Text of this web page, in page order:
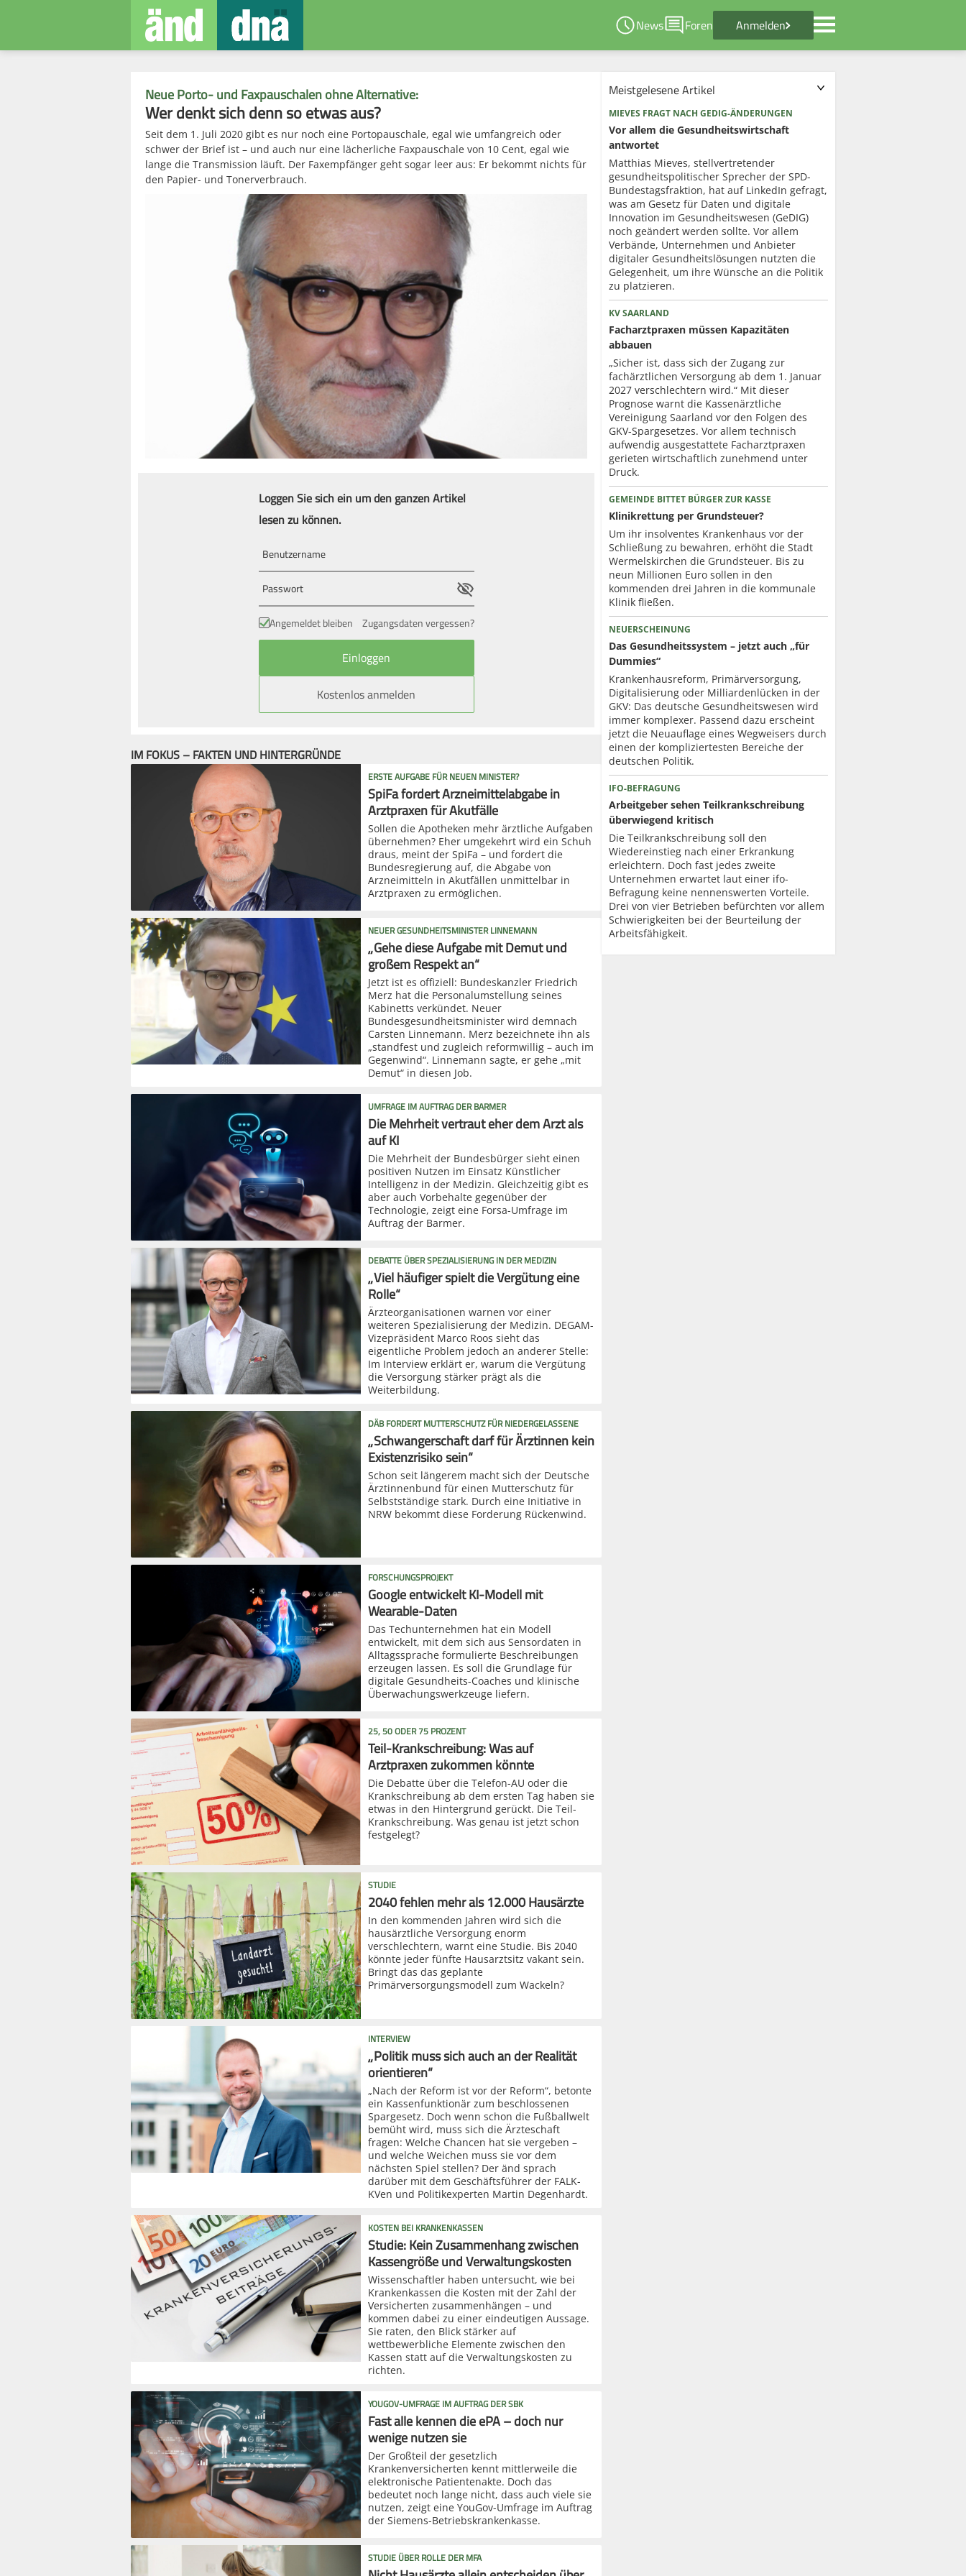
News Foren Anmelden
Neue Porto- und Faxpauschalen ohne Alternative:
Wer denkt sich denn so etwas aus?
Seit dem 1. Juli 2020 gibt es nur noch eine Portopauschale, egal wie umfangreich oder
schwer der Brief ist – und auch nur eine lächerliche Faxpauschale von 10 Cent, egal wie
lange die Transmission läuft. Der Faxempfänger geht sogar leer aus: Er bekommt nichts für
den Papier- und Tonerverbrauch.
Loggen Sie sich ein um den ganzen Artikel
lesen zu können.
Angemeldet bleiben Zugangsdaten vergessen?
Kostenlos anmelden
IM FOKUS – FAKTEN UND HINTERGRÜNDE
ERSTE AUFGABE FÜR NEUEN MINISTER?
SpiFa fordert Arzneimittelabgabe in
Arztpraxen für Akutfälle
Sollen die Apotheken mehr ärztliche Aufgaben
übernehmen? Eher umgekehrt wird ein Schuh
draus, meint der SpiFa – und fordert die
Bundesregierung auf, die Abgabe von
Arzneimitteln in Akutfällen unmittelbar in
Arztpraxen zu ermöglichen.
NEUER GESUNDHEITSMINISTER LINNEMANN
„Gehe diese Aufgabe mit Demut und
großem Respekt an“
Jetzt ist es offiziell: Bundeskanzler Friedrich
Merz hat die Personalumstellung seines
Kabinetts verkündet. Neuer
Bundesgesundheitsminister wird demnach
Carsten Linnemann. Merz bezeichnete ihn als
„standfest und zugleich reformwillig – auch im
Gegenwind“. Linnemann sagte, er gehe „mit
Demut“ in diesen Job.
UMFRAGE IM AUFTRAG DER BARMER
Die Mehrheit vertraut eher dem Arzt als
auf KI
Die Mehrheit der Bundesbürger sieht einen
positiven Nutzen im Einsatz Künstlicher
Intelligenz in der Medizin. Gleichzeitig gibt es
aber auch Vorbehalte gegenüber der
Technologie, zeigt eine Forsa-Umfrage im
Auftrag der Barmer.
DEBATTE ÜBER SPEZIALISIERUNG IN DER MEDIZIN
„Viel häufiger spielt die Vergütung eine
Rolle“
Ärzteorganisationen warnen vor einer
weiteren Spezialisierung der Medizin. DEGAM-
Vizepräsident Marco Roos sieht das
eigentliche Problem jedoch an anderer Stelle:
Im Interview erklärt er, warum die Vergütung
die Versorgung stärker prägt als die
Weiterbildung.
DÄB FORDERT MUTTERSCHUTZ FÜR NIEDERGELASSENE
„Schwangerschaft darf für Ärztinnen kein
Existenzrisiko sein“
Schon seit längerem macht sich der Deutsche
Ärztinnenbund für einen Mutterschutz für
Selbstständige stark. Durch eine Initiative in
NRW bekommt diese Forderung Rückenwind.
FORSCHUNGSPROJEKT
Google entwickelt KI-Modell mit
Wearable-Daten
Das Techunternehmen hat ein Modell
entwickelt, mit dem sich aus Sensordaten in
Alltagssprache formulierte Beschreibungen
erzeugen lassen. Es soll die Grundlage für
digitale Gesundheits-Coaches und klinische
Überwachungswerkzeuge liefern.
25, 50 ODER 75 PROZENT
Teil-Krankschreibung: Was auf
Arztpraxen zukommen könnte
Die Debatte über die Telefon-AU oder die
Krankschreibung ab dem ersten Tag haben sie
etwas in den Hintergrund gerückt. Die Teil-
Krankschreibung. Was genau ist jetzt schon
festgelegt?
STUDIE
2040 fehlen mehr als 12.000 Hausärzte
In den kommenden Jahren wird sich die
hausärztliche Versorgung enorm
verschlechtern, warnt eine Studie. Bis 2040
könnte jeder fünfte Hausarztsitz vakant sein.
Bringt das das geplante
Primärversorgungsmodell zum Wackeln?
INTERVIEW
„Politik muss sich auch an der Realität
orientieren“
„Nach der Reform ist vor der Reform“, betonte
ein Kassenfunktionär zum beschlossenen
Spargesetz. Doch wenn schon die Fußballwelt
bemüht wird, muss sich die Ärzteschaft
fragen: Welche Chancen hat sie vergeben –
und welche Weichen muss sie vor dem
nächsten Spiel stellen? Der änd sprach
darüber mit dem Geschäftsführer der FALK-
KVen und Politikexperten Martin Degenhardt.
KOSTEN BEI KRANKENKASSEN
Studie: Kein Zusammenhang zwischen
Kassengröße und Verwaltungskosten
Wissenschaftler haben untersucht, wie bei
Krankenkassen die Kosten mit der Zahl der
Versicherten zusammenhängen – und
kommen dabei zu einer eindeutigen Aussage.
Sie raten, den Blick stärker auf
wettbewerbliche Elemente zwischen den
Kassen statt auf die Verwaltungskosten zu
richten.
YOUGOV-UMFRAGE IM AUFTRAG DER SBK
Fast alle kennen die ePA – doch nur
wenige nutzen sie
Der Großteil der gesetzlich
Krankenversicherten kennt mittlerweile die
elektronische Patientenakte. Doch das
bedeutet noch lange nicht, dass auch viele sie
nutzen, zeigt eine YouGov-Umfrage im Auftrag
der Siemens-Betriebskrankenkasse.
STUDIE ÜBER ROLLE DER MFA
Meistgelesene Artikel
MIEVES FRAGT NACH GEDIG-ÄNDERUNGEN
Vor allem die Gesundheits­wirtschaft
antwortet
Matthias Mieves, stellvertretender
gesundheitspolitischer Sprecher der SPD-
Bundestagsfraktion, hat auf LinkedIn gefragt,
was am Gesetz für Daten und digitale
Innovation im Gesundheitswesen (GeDIG)
noch geändert werden sollte. Vor allem
Verbände, Unternehmen und Anbieter
digitaler Gesundheitslösungen nutzten die
Gelegenheit, um ihre Wünsche an die Politik
zu platzieren.
KV SAARLAND
Facharztpraxen müssen Kapazitäten
abbauen
„Sicher ist, dass sich der Zugang zur
fachärztlichen Versorgung ab dem 1. Januar
2027 verschlechtern wird.“ Mit dieser
Prognose warnt die Kassenärztliche
Vereinigung Saarland vor den Folgen des
GKV-Spargesetzes. Vor allem technisch
aufwendig ausgestattete Facharztpraxen
gerieten wirtschaftlich zunehmend unter
Druck.
GEMEINDE BITTET BÜRGER ZUR KASSE
Klinikrettung per Grundsteuer?
Um ihr insolventes Krankenhaus vor der
Schließung zu bewahren, erhöht die Stadt
Wermelskirchen die Grundsteuer. Bis zu
neun Millionen Euro sollen in den
kommenden drei Jahren in die kommunale
Klinik fließen.
NEUERSCHEINUNG
Das Gesundheitssystem – jetzt auch „für
Dummies“
Krankenhausreform, Primärversorgung,
Digitalisierung oder Milliardenlücken in der
GKV: Das deutsche Gesundheitswesen wird
immer komplexer. Passend dazu erscheint
jetzt die Neuauflage eines Wegweisers durch
einen der kompliziertesten Bereiche der
deutschen Politik.
IFO-BEFRAGUNG
Arbeitgeber sehen Teilkrankschreibung
überwiegend kritisch
Die Teilkrankschreibung soll den
Wiedereinstieg nach einer Erkrankung
erleichtern. Doch fast jedes zweite
Unternehmen erwartet laut einer ifo-
Befragung keine nennenswerten Vorteile.
Drei von vier Betrieben befürchten vor allem
Schwierigkeiten bei der Beurteilung der
Arbeitsfähigkeit.